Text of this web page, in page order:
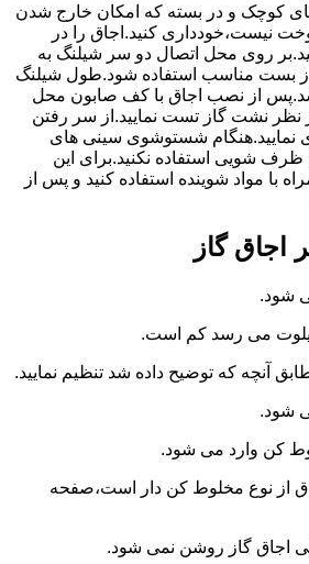
کوچک و در بسته که امکان خارج شدن
نیست،خودداری کنید.اجاق را در
روی محل اتصال دو سر شیلنگ به
از بست مناسب استفاده شود.طول شیلنگ
بیشتر باشد.پس از نصب اجاق با کف صابون محل
نظر نشت گاز تست نمایید.از سر رفتن
نمایید.هنگام شستوشوی سینی های
شویی استفاده نکنید.برای این
با مواد شوینده استفاده کنید و پس از
اجاق گاز
می رسد کم است.
آنچه که توضیح داده شد تنظیم نمایید.
کن وارد می شود.
از نوع مخلوط کن دار است،صفحه